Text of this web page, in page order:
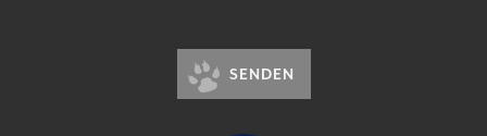
SENDEN